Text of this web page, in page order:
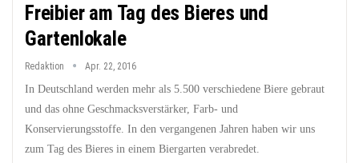
Freibier am Tag des Bieres und
Gartenlokale
Redaktion Apr. 22, 2016
In Deutschland werden mehr als 5.500 verschiedene Biere gebraut
und das ohne Geschmacksverstärker, Farb- und
Konservierungsstoffe. In den vergangenen Jahren haben wir uns
zum Tag des Bieres in einem Biergarten verabredet.